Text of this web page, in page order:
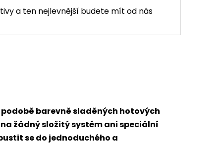
a ten nejlevnější budete mít od nás
barevně sladěných hotových
žádný složitý systém ani speciální
se do jednoduchého a